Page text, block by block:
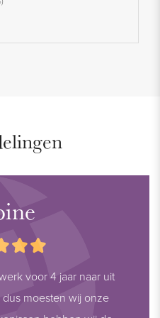
te beantwoorden.
voor 4 jaar naar uit
moesten wij onze